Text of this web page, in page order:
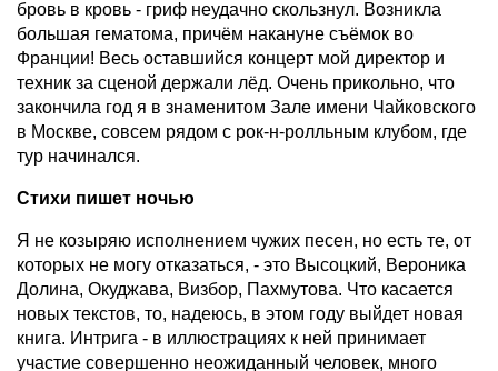
бровь в кровь - гриф неудачно скольз­нул. Возникла
большая гематома, причём накануне съёмок во
Франции! Весь оставшийся концерт мой директор и
техник за сценой держали лёд. Очень прикольно, что
закончила год я в знаменитом Зале имени Чайковского
в Москве, совсем рядом с рок-н-ролльным клубом, где
тур начинался.
Стихи пишет ночью
Я не козыряю исполнением чужих песен, но есть те, от
которых не могу отказаться, - это Высоцкий, Вероника
Долина, Окуджава, Визбор, Пахмутова. Что касается
новых текстов, то, надеюсь, в этом году выйдет новая
книга. Интрига - в иллюстрациях к ней принимает
участие совершенно неожиданный человек, много